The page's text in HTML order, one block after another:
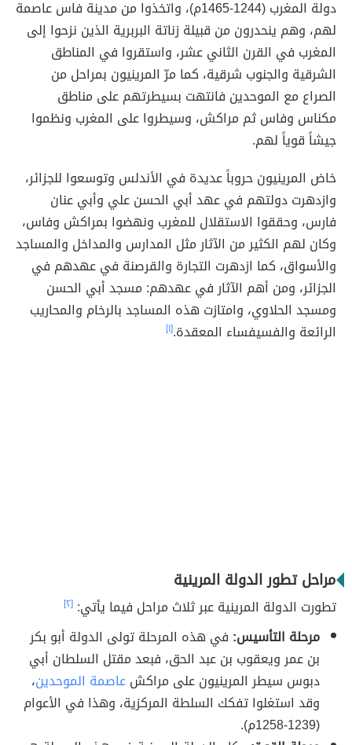
دولة المغرب (1244-1465م)، واتخذوا من مدينة فاس عاصمة
لهم، وهم ينحدرون من قبيلة زناتة البربرية الذين نزحوا إلى
المغرب في القرن الثاني عشر، واستقروا في المناطق
الشرقية والجنوب شرقية، كما مرّ المرينيون بمراحل من
الصراع مع الموحدين فانتهت بسيطرتهم على مناطق
مكناس وفاس ثم مراكش، وسيطروا على المغرب ونظموا
جيشاً قوياً لهم.
خاض المرينيون حروباً عديدة في الأندلس وتوسعوا للجزائر،
وازدهرت دولتهم في عهد أبي الحسن علي وأبي عنان
فارس، وحققوا الاستقلال للمغرب ونهضوا بمراكش وفاس،
وكان لهم الكثير من الآثار مثل المدارس والمداخل والمساجد
والأسواق، كما ازدهرت التجارة والقرصنة في عهدهم في
الجزائر، ومن أهم الآثار في عهدهم: مسجد أبي الحسن
ومسجد الحلاوي، وامتازت هذه المساجد بالرخام والمحاريب
الرائعة والفسيفساء المعقدة.[١]
مراحل تطور الدولة المرينية
تطورت الدولة المرينية عبر ثلاث مراحل فيما يأتي: [٢]
مرحلة التأسيس: في هذه المرحلة تولى الدولة أبو بكر
بن عمر ويعقوب بن عبد الحق، فبعد مقتل السلطان أبي
دبوس سيطر المرينيون على مراكشعاصمة الموحدين،
وقد استغلوا تفكك السلطة المركزية، وهذا في الأعوام
(1239-1258م).